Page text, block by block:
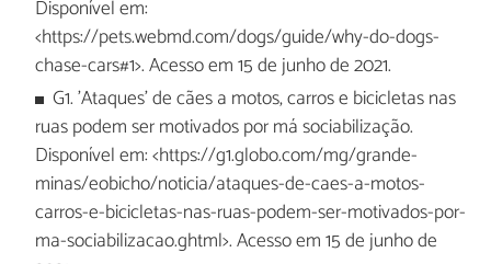
Disponível em:
<https://pets.webmd.com/dogs/guide/why-do-dogs-
chase-cars#1>. Acesso em 15 de junho de 2021.
G1. 'Ataques' de cães a motos, carros e bicicletas nas
ruas podem ser motivados por má sociabilização.
Disponível em: <https://g1.globo.com/mg/grande-
minas/eobicho/noticia/ataques-de-caes-a-motos-
carros-e-bicicletas-nas-ruas-podem-ser-motivados-por-
ma-sociabilizacao.ghtml>. Acesso em 15 de junho de